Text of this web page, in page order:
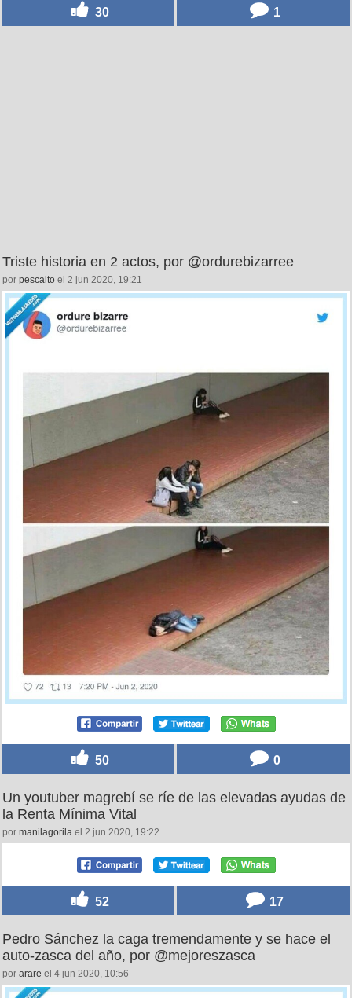
30 1
Triste historia en 2 actos, por @ordurebizarree
por pescaito el 2 jun 2020, 19:21
50 0
Un youtuber magrebí se ríe de las elevadas ayudas de
la Renta Mínima Vital
por manilagorila el 2 jun 2020, 19:22
52 17
Pedro Sánchez la caga tremendamente y se hace el
auto-zasca del año, por @mejoreszasca
por arare el 4 jun 2020, 10:56